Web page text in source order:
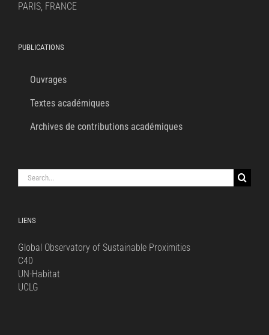
PARIS, FRANCE
PUBLICATIONS
Ouvrages
Textes académiques
Archives de contributions académiques
Search
for:
LIENS
Global Observatory of Sustainable Proximities
C40
UN-Habitat
UCLG